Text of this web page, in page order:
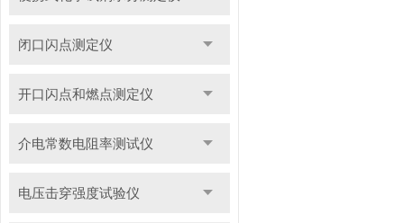
闭口闪点测定仪
开口闪点和燃点测定仪
介电常数电阻率测试仪
电压击穿强度试验仪